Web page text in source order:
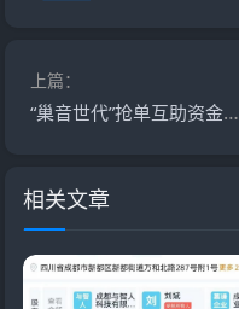
上篇：
“巢音世代”抢单互助资金盘骗局，操盘手圈钱过亿，即将崩盘跑路。
相关文章